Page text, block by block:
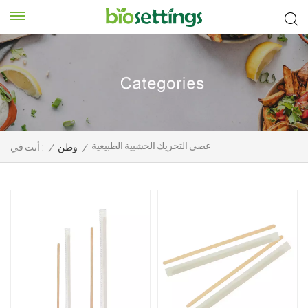
أنت في : / وطن / عصي التحريك الخشبية الطبيعية